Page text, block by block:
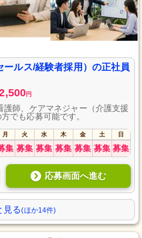
ールス/経験者採用）の正社員
円
護師、ケアマネジャー（介護支援
でも応募可能です。
月 火 水 木 金 土 日
集 募集 募集 募集 募集 募集 募集
応募画面へ進む
見る(ほか14件)